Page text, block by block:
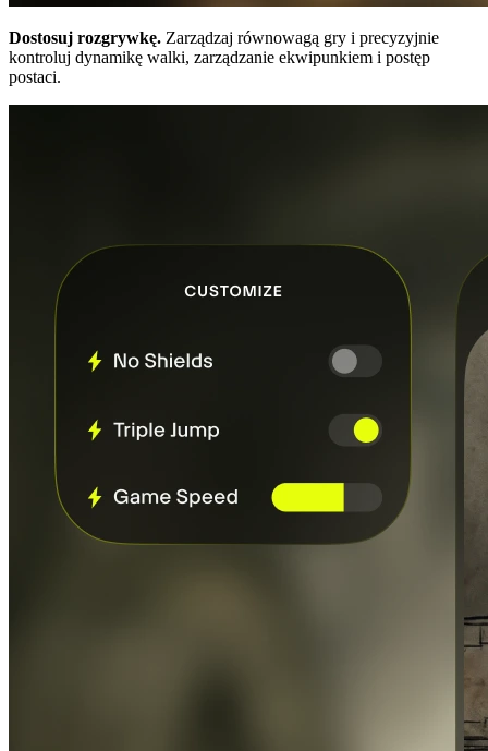
Dostosuj rozgrywkę. Zarządzaj równowagą gry i precyzyjnie
kontroluj dynamikę walki, zarządzanie ekwipunkiem i postęp
postaci.